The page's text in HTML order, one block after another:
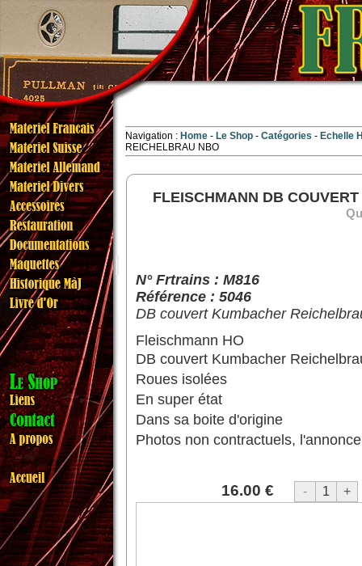
Navigation : Home Le Shop Catégories
Echelle
REICHELBRAU NBO
FLEISCHMANN DB
N° Frtrains : M816
Référence : 5046
DB couvert Kumbacher
Fleischmann HO
DB couvert Kumbacher
Roues isolées
En super état
Dans sa boite d'origine
Photos non contractuels,
16.00 € - 1 +